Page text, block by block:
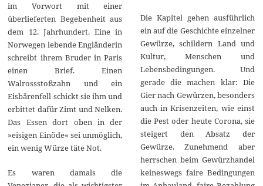
im Vorwort mit einer
überlieferten Begebenheit aus
dem 12. Jahrhundert. Eine in
Norwegen lebende Engländerin
schreibt ihrem Bruder in Paris
einen Brief. Einen
Walrossstoßzahn und ein
Eisbärenfell schickt sie ihm und
erbittet dafür Zimt und Nelken.
Das Essen dort oben in der
»eisigen Einöde« sei unmöglich,
ein wenig Würze täte Not.
Es waren damals die
Die Kapitel gehen ausführlich
ein auf die Geschichte einzelner
Gewürze, schildern Land und
Kultur, Menschen und
Lebensbedingungen. Und
gerade die machen klar: Die
Gier nach Gewürzen, besonders
auch in Krisenzeiten, wie einst
die Pest oder heute Corona, sie
steigert den Absatz der
Gewürze. Zunehmend aber
herrschen beim Gewürzhandel
keineswegs faire Bedingungen